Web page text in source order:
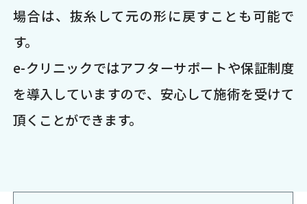
場合は、抜糸して元の形に戻すことも可能で
す。
e-クリニックではアフターサポートや保証制度
を導入していますので、安心して施術を受けて
頂くことができます。